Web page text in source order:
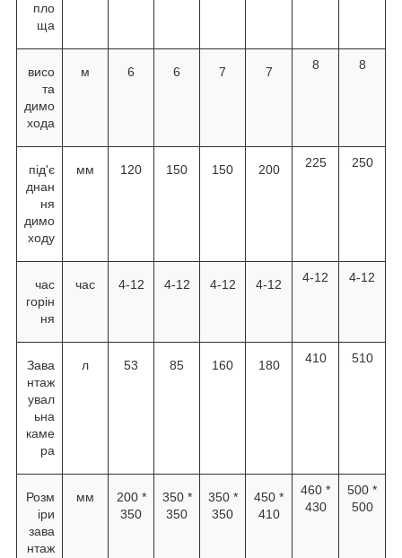
пло
ща
висо
та
димо
хода
м 6 6 7 7 8 8
під'є
днан
ня
димо
ходу
мм 120 150 150 200 225 250
час
горін
ня
час 4-12 4-12 4-12 4-12 4-12 4-12
Зава
нтаж
увал
ьна
каме
ра
л 53 85 160 180 410 510
Розм
іри
зава
нтаж
мм
200 *
350
350 *
350
350 *
350
450 *
410
460 *
430
500 *
500